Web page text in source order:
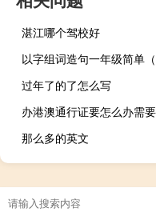
湛江哪个驾校好
过年了的了怎么写
那么多的英文